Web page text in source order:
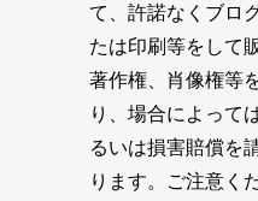
て、許諾なくブロ
たは印刷等をして
著作権、肖像権等
り、場合によって
るいは損害賠償を
ります。ご注意く